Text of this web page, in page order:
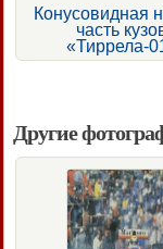
Конусовидная
часть
«Тиррела-
Другие